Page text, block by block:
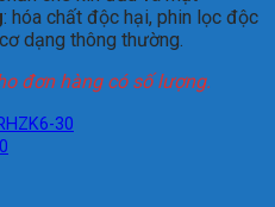
: hóa chất độc hại, phin lọc độc
dạng thông thường.
đơn hàng có số lượng.